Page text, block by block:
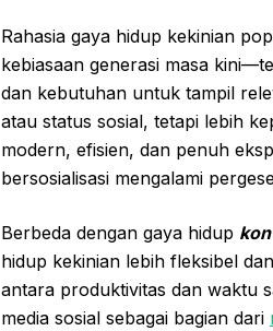
Rahasia gaya hidup kekinian
kebiasaan generasi masa
dan kebutuhan untuk tampil
atau status sosial, tetapi lebih
modern, efisien, dan penuh
bersosialisasi mengalami
Berbeda dengan gaya hidup
hidup kekinian lebih fleksibel
antara produktivitas dan waktu
media sosial sebagai bagian dari